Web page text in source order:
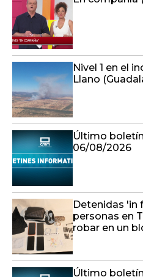
Nivel 1 en el
Último
06/08/2026
Detenidas 'in
personas en
Último
06/08/2026